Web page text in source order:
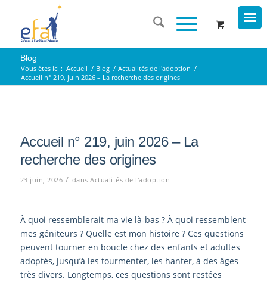
Blog
Vous êtes ici : Accueil / Blog / Actualités de l'adoption /
Accueil n° 219, juin 2026 – La recherche des origines
Accueil n° 219, juin 2026 – La
recherche des origines
23 juin, 2026 / dansActualités de l'adoption
À quoi ressemblerait ma vie là-bas ? À quoi ressemblent
mes géniteurs ? Quelle est mon histoire ? Ces questions
peuvent tourner en boucle chez des enfants et adultes
adoptés, jusqu’à les tourmenter, les hanter, à des âges
très divers. Longtemps, ces questions sont restées